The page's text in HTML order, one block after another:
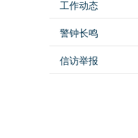
工作动态
警钟长鸣
信访举报